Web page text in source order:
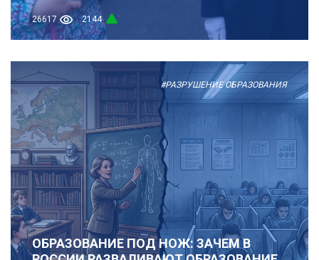
26617 2144
#РАЗРУШЕНИЕ ОБРАЗОВАНИЯ
ОБРАЗОВАНИЕ ПОД НОЖ: ЗАЧЕМ В